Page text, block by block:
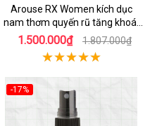
Arouse RX Women kích dục
nam thơm quyến rũ tăng khoái
cảm
1.500.000₫ 1.807.000₫
-17%